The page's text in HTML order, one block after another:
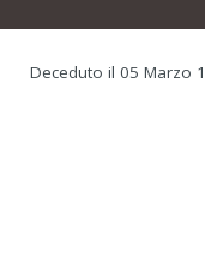
Deceduto il 05 Marzo